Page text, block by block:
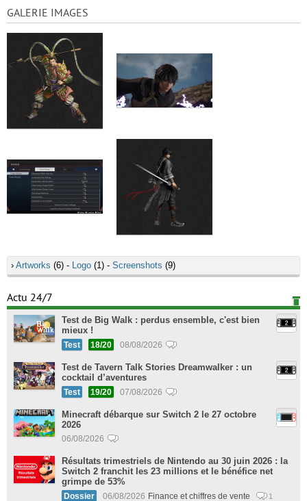
GALERIE IMAGES
› Artworks (6) - Logo (1) - Screenshots (9)
Actu 24/7
Test de Big Walk : perdus ensemble, c'est bien
mieux !
Test 18/20 08/08/2026
Test de Tavern Talk Stories Dreamwalker : un
cocktail d’aventures
Test 19/20 07/08/2026
Minecraft débarque sur Switch 2 le 27 octobre
2026
06/08/2026
Résultats trimestriels de Nintendo au 30 juin 2026 : la
Switch 2 franchit les 23 millions et le bénéfice net
grimpe de 53%
Dossier 06/08/2026 Finance et chiffres de vente 1